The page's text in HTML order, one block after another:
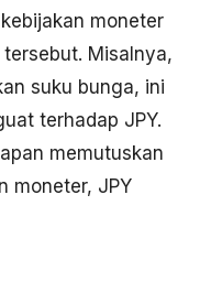
moneter
Misalnya,
suku bunga, ini
terhadap JPY.
memutuskan
moneter, JPY